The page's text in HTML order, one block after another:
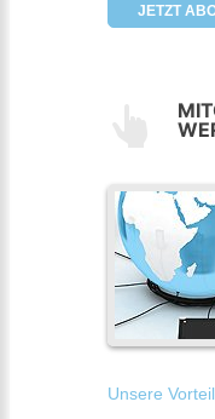
JETZT
Unsere